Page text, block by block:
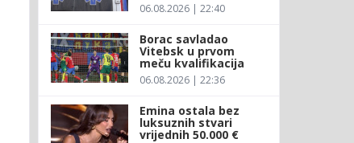
06.08.2026 | 22:40
Borac savladao
Vitebsk u prvom
meču kvalifikacija
06.08.2026 | 22:36
Emina ostala bez
luksuznih stvari
vrijednih 50.000 €